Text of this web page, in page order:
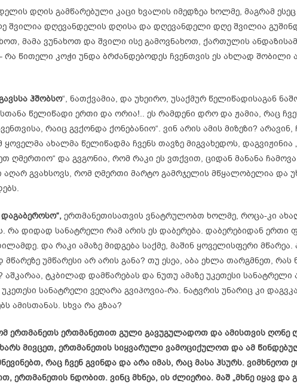
დღის გამწარებული კაცი ხვალის იმედზეა ხოლმე, მაგრამ ესეც
შვილია დღევანდელის დღისა და დღევანდელი დღე შვილია
მამა ვუნახოთ და შვილი ისე გამოვნახოთ, ქართულის
რა წითელი კოჭი უნდა ბრძანდებოდეს ჩვენთვის ეს ახლად შობილი
ჰშობსო“, ნათქვამია, და უხეირო, უსაქმურ წელიწადისაგან
წელიწადი ერთი და ორია!.. ეს რამდენი დრო და ჟამია, რაც
რაიც გვქონდა ქონებანიო“. ვინ არის ამის მიზეზი? არავინ,
ყოველმა ახალმა წელიწადმა ჩვენს თავზე მიგვახედოს, დაგვიჟინია
ღმერთიო“ და გვგონია, რომ რაკი ეს ვთქვით, ციდან მანანა
აღარ გვახსოვს, რომ ღმერთი მარტო გამრჯელის მწყალობელია და
ერთმანეთისათვის ვნატრულობთ ხოლმე, როცა-კი
რა დიდად სანატრელი რამ არის ეს დაბერება. დაბერებიდან ერთი
და რაკი ამაზე მიდგება საქმე, მაშინ ყოველისფერი
მწარეზე უმწარესი არ არის განა? თუ ესეა, აბა ეხლა თარგმნეთ, რას
ტკბილად დამწარებას და ნუთუ ამაზე უკეთესი სანატრელი
უკეთესი სანატრელი ვეღარა გვიპოვია-რა. ნატვრის უნარიც კი
ამისთანას. სხვა რა გზაა?
ერთმანეთს ერთმანეთით გული გავუგულადოთ და ამისთვის ღონე
მივცეთ, ერთმანეთის სიყვარული ვამოციქულოთ და ამ
რაც ჩვენ გვინდა და არა იმას, რაც მასა ჰსურს.
ერთმანეთის ნდობით. ვინც მხნეა, ის ძლიერია. მაშ „მხნე იყავ და